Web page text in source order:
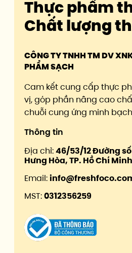
Thực phẩm
Chất lượng
CÔNG TY TNHH TM DV
PHẨM SẠCH
Cam kết cung cấp thực
vị, góp phần nâng cao
chuỗi cung ứng minh
Thông tin
Địa chỉ:46/53/12 Đường
Hưng Hòa, TP. Hồ Chí
Email:
MST:0312356259